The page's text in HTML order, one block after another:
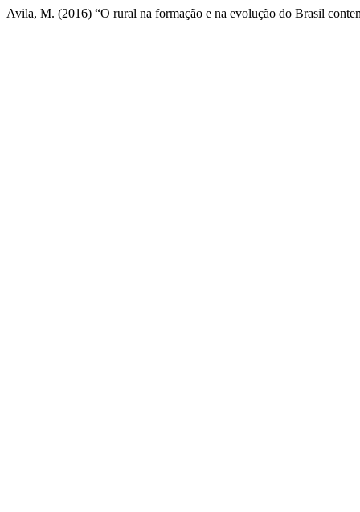
Avila, M. (2016) “O rural na formação e na evolução do Brasil